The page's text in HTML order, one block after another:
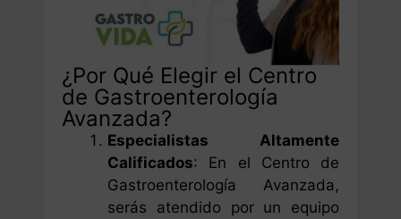
¿Por Qué Elegir el Centro
de Gastroenterología
Avanzada?
Especialistas Altamente
Calificados: En el Centro de
Gastroenterología Avanzada,
serás atendido por un equipo